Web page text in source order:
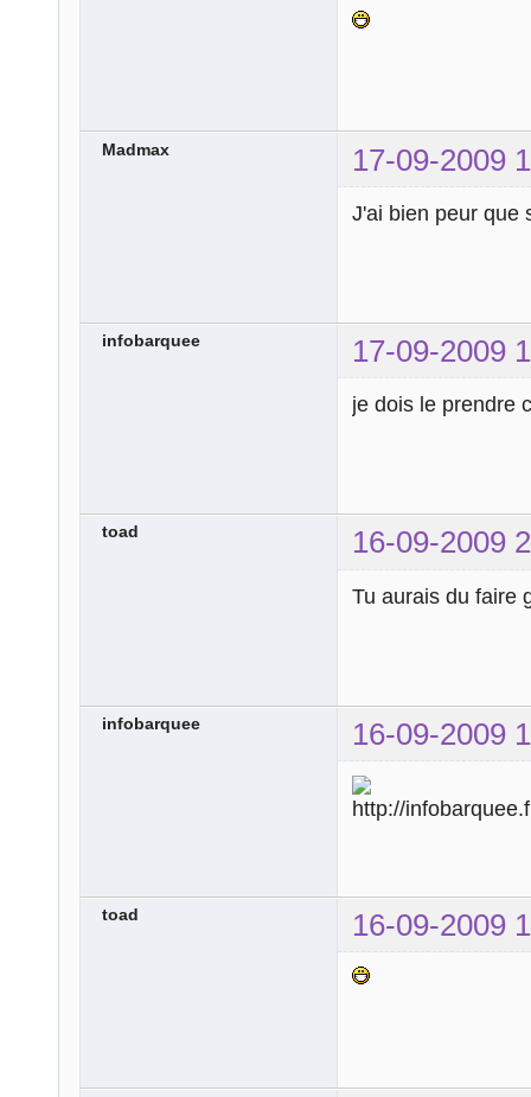
Madmax 17-09-2009
J'ai bien peur que
infobarquee 17-09-2009
je dois le prendre
toad 16-09-2009
Tu aurais du faire
infobarquee 16-09-2009
toad 16-09-2009